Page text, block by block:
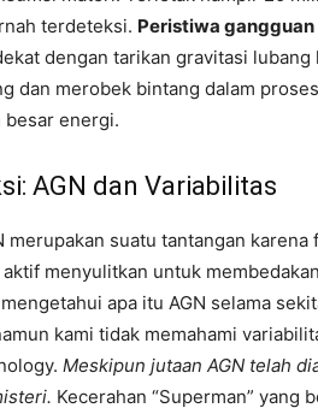
terdeteksi. Peristiwa
dengan tarikan gravitasi lubang
dan merobek bintang dalam
besar energi.
AGN dan Variabilitas
suatu tantangan karena
menyulitkan untuk
apa itu AGN selama
kami tidak memahami
Meskipun jutaan AGN telah
Kecerahan “Superman” yang